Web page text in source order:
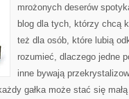
mrożonych deserów
blog dla tych, którzy chcą
też dla osób, które lubią
rozumieć, dlaczego jedne
inne bywają
gałka może stać się